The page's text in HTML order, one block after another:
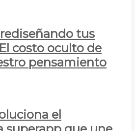
tus
costo oculto de
pensamiento
el